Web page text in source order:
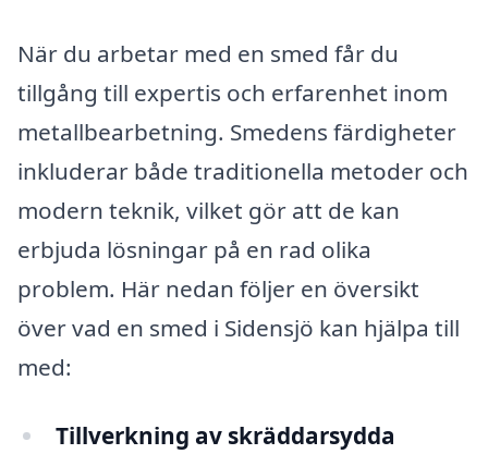
När du arbetar med en smed får du
tillgång till expertis och erfarenhet inom
metallbearbetning. Smedens färdigheter
inkluderar både traditionella metoder och
modern teknik, vilket gör att de kan
erbjuda lösningar på en rad olika
problem. Här nedan följer en översikt
över vad en smed i Sidensjö kan hjälpa till
med:
Tillverkning av skräddarsydda